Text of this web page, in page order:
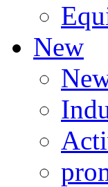
New